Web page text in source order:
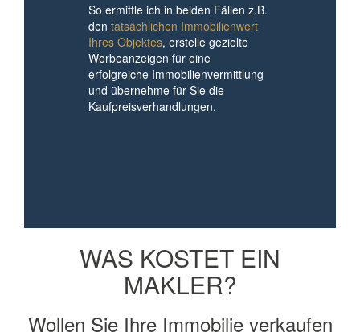
So ermittle ich in beiden Fällen z.B.
den tatsächlichen Immobilienwert
Ihres Objektes, erstelle gezielte
Werbeanzeigen für eine
erfolgreiche Immobilienvermittlung
und übernehme für Sie die
Kaufpreisverhandlungen.
WAS KOSTET EIN
MAKLER?
Wollen Sie Ihre Immobilie verkaufen